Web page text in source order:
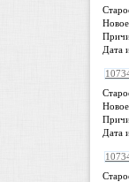
Дата
Дата